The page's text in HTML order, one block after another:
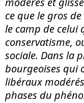
ce que le gros
le camp de celui
conservatisme,
sociale. Dans la
bourgeoises qui
libéraux
phases du